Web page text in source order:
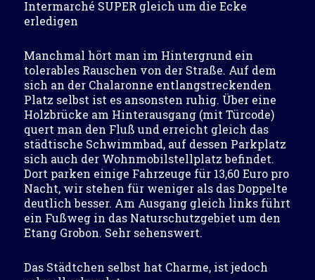
Intermarché SUPER gleich um die Ecke
erledigen
Manchmal hört man im Hintergrund ein
tolerables Rauschen von der Straße. Auf dem
sich an der Chalaronne entlangstreckenden
Platz selbst ist es ansonsten ruhig. Über eine
Holzbrücke am Hinterausgang (mit Türcode)
quert man den Fluß und erreicht gleich das
städtische Schwimmbad, auf dessen Parkplatz
sich auch der Wohnmobilstellplatz befindet.
Dort parken einige Fahrzeuge für 13,60 Euro pro
Nacht, wir stehen für weniger als das Doppelte
deutlich besser. Am Ausgang gleich links führt
ein Fußweg in das Naturschutzgebiet um den
Etang Grobon. Sehr sehenswert.
Das Städtchen selbst hat Charme, ist jedoch